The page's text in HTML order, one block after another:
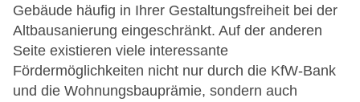
Gebäude häufig in Ihrer Gestaltungsfreiheit bei der
Altbausanierung eingeschränkt. Auf der anderen
Seite existieren viele interessante
Fördermöglichkeiten nicht nur durch die KfW-Bank
und die Wohnungsbauprämie, sondern auch